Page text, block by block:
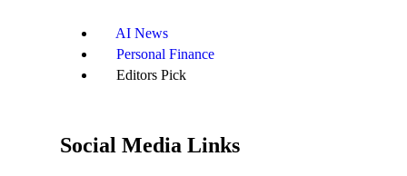
AI News
Personal Finance
Editors Pick
Social Media Links